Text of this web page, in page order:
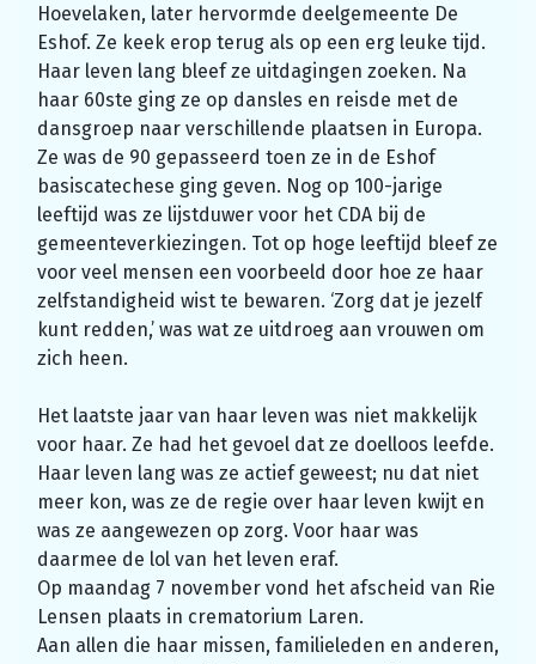
Hoevelaken, later hervormde deelgemeente De
Eshof. Ze keek erop terug als op een erg leuke tijd.
Haar leven lang bleef ze uitdagingen zoeken. Na
haar 60ste ging ze op dansles en reisde met de
dansgroep naar verschillende plaatsen in Europa.
Ze was de 90 gepasseerd toen ze in de Eshof
basiscatechese ging geven. Nog op 100-jarige
leeftijd was ze lijstduwer voor het CDA bij de
gemeenteverkiezingen. Tot op hoge leeftijd bleef ze
voor veel mensen een voorbeeld door hoe ze haar
zelfstandigheid wist te bewaren. ‘Zorg dat je jezelf
kunt redden,’ was wat ze uitdroeg aan vrouwen om
zich heen.
Het laatste jaar van haar leven was niet makkelijk
voor haar. Ze had het gevoel dat ze doelloos leefde.
Haar leven lang was ze actief geweest; nu dat niet
meer kon, was ze de regie over haar leven kwijt en
was ze aangewezen op zorg. Voor haar was
daarmee de lol van het leven eraf.
Op maandag 7 november vond het afscheid van Rie
Lensen plaats in crematorium Laren.
Aan allen die haar missen, familieleden en anderen,